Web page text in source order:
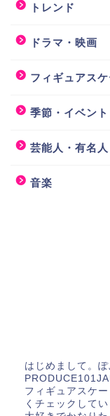
トレンド
ドラマ・映画
フィギュアスケ
季節・イベント
芸能人・有名人
音楽
はじめまして。
フィギュアスケ
くチェックして